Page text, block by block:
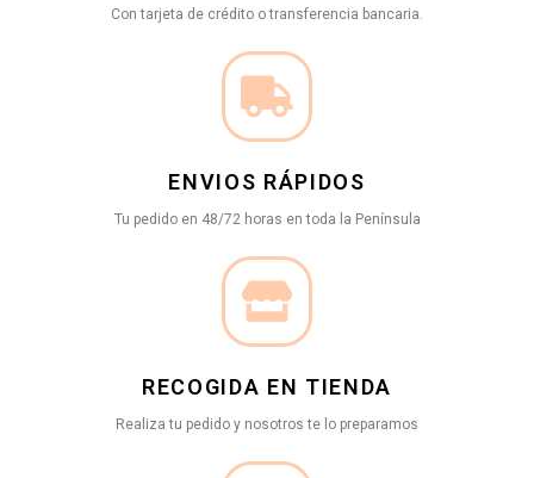
Con tarjeta de crédito o transferencia bancaria.
ENVIOS RÁPIDOS
Tu pedido en 48/72 horas en toda la Península
RECOGIDA EN TIENDA
Realiza tu pedido y nosotros te lo preparamos